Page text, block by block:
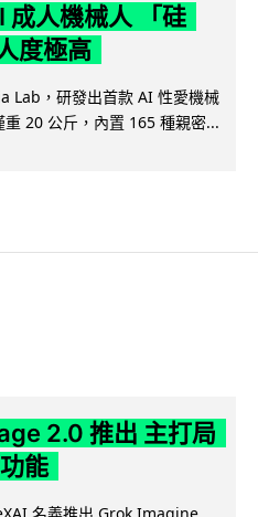
成人機械人 「硅
度極高
Lab，研發出首款 AI 性愛機械
20 公斤，內置 165 種親密...
2.0 推出 主打局
能